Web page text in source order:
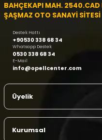
BAHÇEKAPI MAH.
ŞAŞMAZ OTO SANAYİ SİTESİ
Destek Hattı
+90530 338 68 34
Whatsapp Destek
0530 338 68 34
E-Mail
info@opellcenter.com
Üyelik
Kurumsal